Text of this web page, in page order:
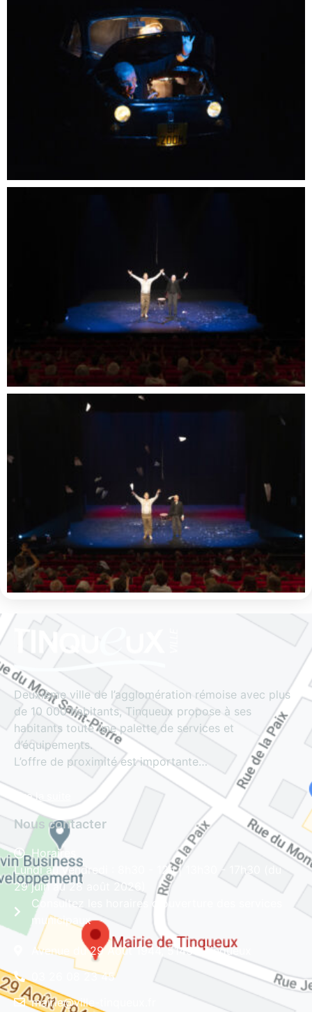
Deuxième ville de l’agglomération rémoise avec plus
de 10 000 habitants, Tinqueux propose à ses
habitants toute une palette de services et
d’équipements.
L’offre de proximité est importante…
Lire la suite
Nous contacter
Horaires
Lundi au vendredi : 8h30 - 12h | 13h30 - 17h30 (du
29 juin au 28 août 2026)
Consultez les horaires d'ouverture des services
municipaux
Avenue du 29 Août 1944, 51430 Tinqueux
03 26 08 23 45
mairie@ville-tinqueux.fr